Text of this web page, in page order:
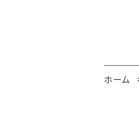
ホーム